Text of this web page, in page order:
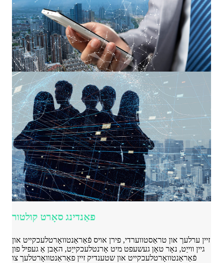
פאַנדינג סאָרט קולטור
זיין ערלעך און טראַסטווערדי, פירן אויס פֿאַראַנטוואָרטלעכקייט און
גיין ווייַט, נאָר טאָן געשעפט מיט אָרנטלעכקייַט, האָבן אַ געפיל פון
פֿאַראַנטוואָרטלעכקייט און שטענדיק זיין פאַראַנטוואָרטלעך צו